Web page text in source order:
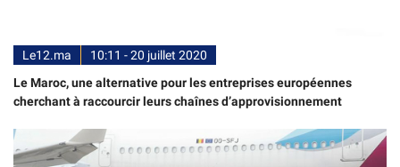
Le12.ma
10:11 - 20 juillet 2020
Le Maroc, une alternative pour les entreprises européennes
cherchant à raccourcir leurs chaînes d’approvisionnement